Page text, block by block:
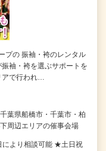
プの 振袖・袴のレンタル
袖・袴を選ぶサポートを
アで行われ…
葉県船橋市・千葉市・柏
周辺エリアの催事会場
より相談可能 ★土日祝